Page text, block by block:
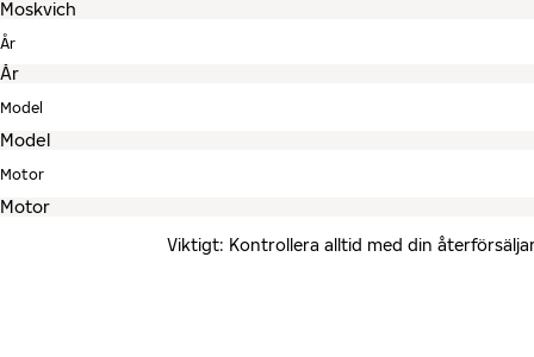
År
Model
Motor
Viktigt: Kontrollera alltid med din